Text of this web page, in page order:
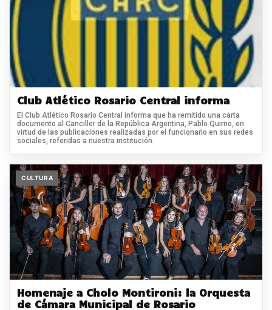
Club Atlético Rosario Central informa
El Club Atlético Rosario Central informa que ha remitido una carta
documento al Canciller de la República Argentina, Pablo Quirno, en
virtud de las publicaciones realizadas por el funcionario en sus redes
sociales, referidas a nuestra institución.
CULTURA
Homenaje a Cholo Montironi: la Orquesta
de Cámara Municipal de Rosario